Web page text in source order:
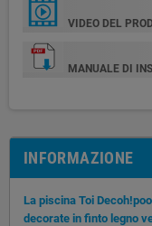
VIDEO DEL
MANUALE DI
INFORMAZIONE
La piscina Toi
decorate in finto legno